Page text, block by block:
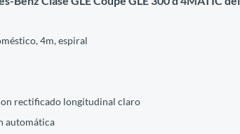
4m, espiral
rectificado longitudinal claro
automática